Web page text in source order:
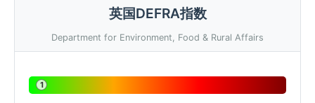
英国DEFRA指数
Department for Environment, Food & Rural Affairs
1